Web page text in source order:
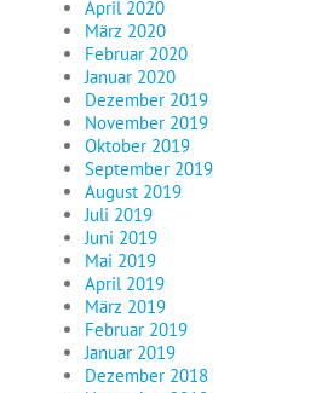
April 2020
März 2020
Februar 2020
Januar 2020
Dezember 2019
November 2019
Oktober 2019
September 2019
August 2019
Juli 2019
Juni 2019
Mai 2019
April 2019
März 2019
Februar 2019
Januar 2019
Dezember 2018